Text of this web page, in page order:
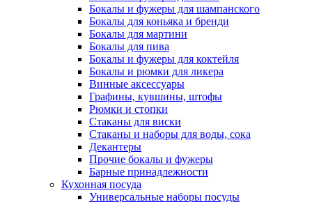
Бокалы и фужеры для шампанского
Бокалы для коньяка и бренди
Бокалы для мартини
Бокалы для пива
Бокалы и фужеры для коктейля
Бокалы и рюмки для ликера
Винные аксессуары
Графины, кувшины, штофы
Рюмки и стопки
Стаканы для виски
Стаканы и наборы для воды, сока
Декантеры
Прочие бокалы и фужеры
Барные принадлежности
Кухонная посуда
Универсальные наборы посуды